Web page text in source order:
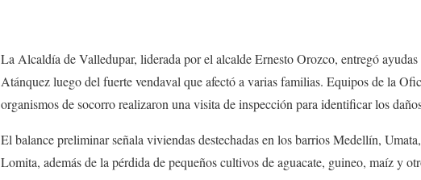
La Alcaldía de Valledupar, liderada por el alcalde Ernesto Orozco, entregó
Atánquez luego del fuerte vendaval que afectó a varias familias. Equipos de la
organismos de socorro realizaron una visita de inspección para identificar los
El balance preliminar señala viviendas destechadas en los barrios Medellín,
Lomita, además de la pérdida de pequeños cultivos de aguacate, guineo, maíz y